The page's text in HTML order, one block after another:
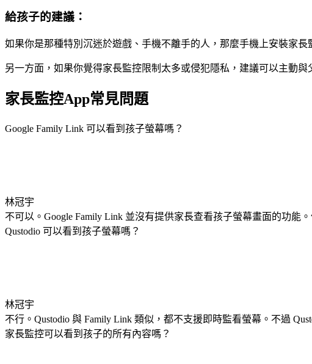
給孩子的建議：
如果你是那種特別沉迷於遊戲、手機不離手的人，那麼手機上安裝家
另一方面，如果你覺得家長監控限制太多或侵犯隱私，建議可以主動與
家長監控App常見問題
Google Family Link 可以看到孩子螢幕嗎？
林冠宇
不可以。Google Family Link 並沒有提供家長查看孩子螢幕畫面的功能
Qustodio 可以看到孩子螢幕嗎？
林冠宇
不行。Qustodio 與 Family Link 類似，都不支援即時監看螢幕。不過
家長監控可以看到孩子的所有內容嗎？